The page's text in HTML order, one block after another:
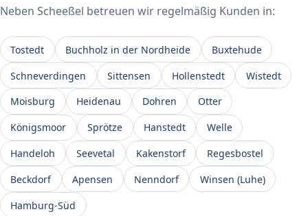
Neben Scheeßel betreuen wir regelmäßig Kunden in:
Tostedt Buchholz in der Nordheide
Buxtehude
Schneverdingen
Sittensen Hollenstedt
Wistedt
Moisburg
Heidenau Dohren
Otter
Königsmoor
Sprötze Hanstedt
Welle
Handeloh
Seevetal Kakenstorf
Regesbostel
Beckdorf
Apensen Nenndorf
Winsen (Luhe)
Hamburg-Süd